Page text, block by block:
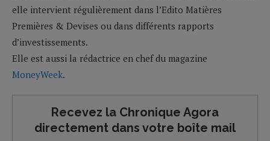
elle intervient régulièrement dans l’Edito Matières
Premières & Devises ou dans différents rapports
d’investissements.
Elle est aussi la rédactrice en chef du magazine
MoneyWeek.
Recevez la Chronique Agora
directement dans votre boîte mail